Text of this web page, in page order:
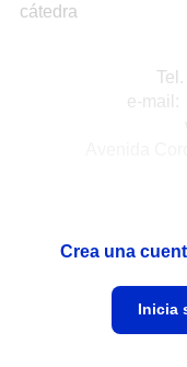
cátedra
e-mail:
Crea una
Inicia